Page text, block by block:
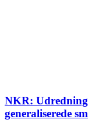
NKR:
generaliserede